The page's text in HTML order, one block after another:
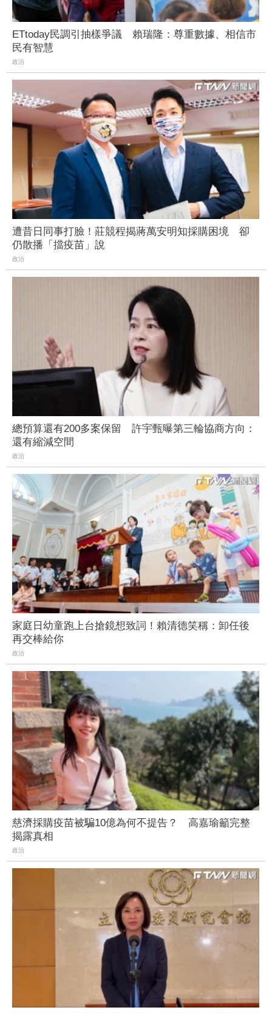
ETtoday民調引抽樣爭議 賴瑞隆：尊重數據、相信市
民有智慧
政治
遭昔日同事打臉！莊競程揭蔣萬安明知採購困境 卻
仍散播「擋疫苗」說
政治
總預算還有200多案保留 許宇甄曝第三輪協商方向：
還有縮減空間
政治
家庭日幼童跑上台搶鏡想致詞！賴清德笑稱：卸任後
再交棒給你
政治
慈濟採購疫苗被騙10億為何不提告？ 高嘉瑜籲完整
揭露真相
政治